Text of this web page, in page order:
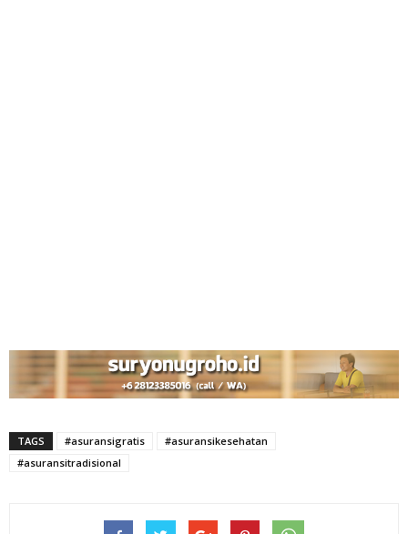
TAGS #asuransigratis
#asuransikesehatan
#asuransitradisional